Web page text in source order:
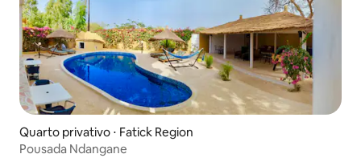
Quarto privativo ⋅ Fatick Region
Pousada Ndangane